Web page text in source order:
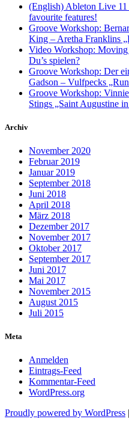
(English) Ableton Live
favourite features!
Groove Workshop:
King – Aretha Franklins
Video Workshop:
Du’s spielen?
Groove Workshop: Der
Gadson – Vulfpecks
Groove Workshop:
Stings „Saint Augustine
Archiv
November 2020
Februar 2019
Januar 2019
September 2018
Juni 2018
April 2018
März 2018
Dezember 2017
November 2017
Oktober 2017
September 2017
Juni 2017
Mai 2017
November 2015
August 2015
Juli 2015
Meta
Anmelden
Eintrags-Feed
Kommentar-Feed
WordPress.org
Proudly powered by WordPress |